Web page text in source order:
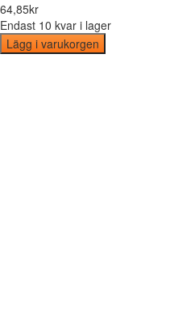
64,85kr
Endast 10 kvar i lager
Lägg i varukorgen